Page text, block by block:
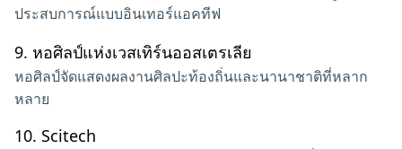
ประสบการณ์แบบอินเทอร์แอคทีฟ
9. หอศิลป์แห่งเวสเทิร์นออสเตรเลีย
หอศิลป์จัดแสดงผลงานศิลปะท้องถิ่นและนานาชาติที่หลาก
หลาย
10. Scitech